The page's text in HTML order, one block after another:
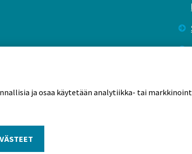
ja osaa käytetään analytiikka- tai